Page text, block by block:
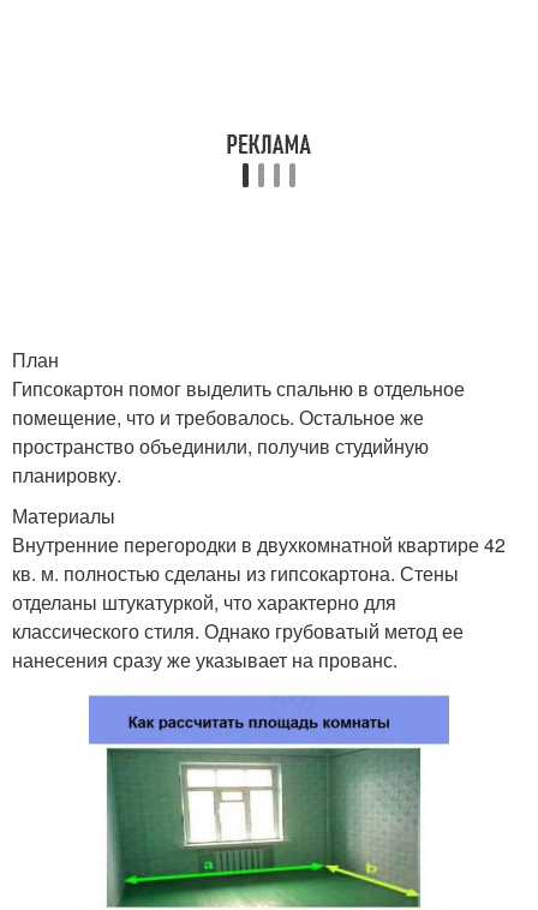
План
Гипсокартон помог выделить спальню в отдельное
помещение, что и требовалось. Остальное же
пространство объединили, получив студийную
планировку.
Материалы
Внутренние перегородки в двухкомнатной квартире 42
кв. м. полностью сделаны из гипсокартона. Стены
отделаны штукатуркой, что характерно для
классического стиля. Однако грубоватый метод ее
нанесения сразу же указывает на прованс.